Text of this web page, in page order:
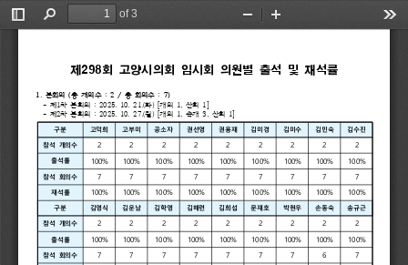
Toggle
Find
of 3
Zoom
제 298회 고양시의회 임시회 의원별 출석 및 재석률
1. 본회의 (총 개의수 : 2 / 총 회의수 : 7)
제1차 본회의 : 2025. 10. 21.(화) [개의 1, 산회 1]
- 제2차 본회의 : 2025. 10. 27.(월) [개의 1, 속개 3, 산회 1]
구분 고덕희 고부미 공소자 권선영 권용재 김미경 김미수 김민숙 김수진
참석 개의수 2 2 2 2 2 2 2 2 2
출석률 100% 100% 100% 100% 100% 100% 100% 100% 100%
참석 회의수 7 7 7 7 7 7 7 7 7
재석률 100% 100% 100% 100% 100% 100% 100% 100% 100%
구분 김영식 김운남 김학영 김해련 김희섭 문재호 박현우 손동숙 송규근
참석 개의수 2 2 2 2 2 2 2 2 2
출석률 100% 100% 100% 100% 100% 100% 100% 100% 100%
참석 회의수 7 7 7 7 7 7 7 6 7